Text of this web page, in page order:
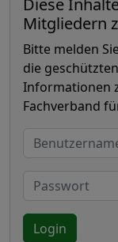
Diese
Mitgliedern
Bitte melden
die
Informationen
Fachverband
Benutzername
Passwort
Login